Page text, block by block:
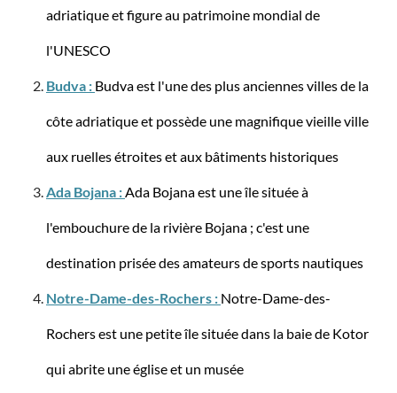
Travelite
Sac de voyage à roulettes BASICS L
129,95 €* 116,95 €*
adriatique et figure au patrimoine mondial de
l'UNESCO
Budva : Budva est l'une des plus anciennes villes de la
côte adriatique et possède une magnifique vieille ville
aux ruelles étroites et aux bâtiments historiques
Ada Bojana :Ada Bojana est une île située à
l'embouchure de la rivière Bojana ; c'est une
destination prisée des amateurs de sports nautiques
Notre-Dame-des-Rochers : Notre-Dame-des-
Rochers est une petite île située dans la baie de Kotor
qui abrite une église et un musée